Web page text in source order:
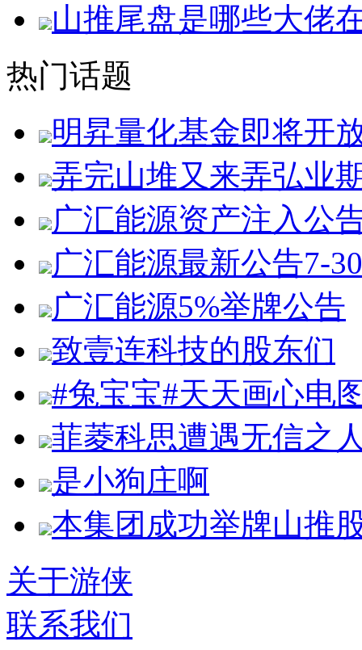
山推尾盘是哪些大佬
热门话题
明昇量化基金即将开
弄完山堆又来弄弘业
广汇能源资产注入公
广汇能源最新公告7-30
广汇能源5%举牌公告
致壹连科技的股东们
#兔宝宝#天天画心电
菲菱科思遭遇无信之
是小狗庄啊
本集团成功举牌山推
关于游侠
联系我们